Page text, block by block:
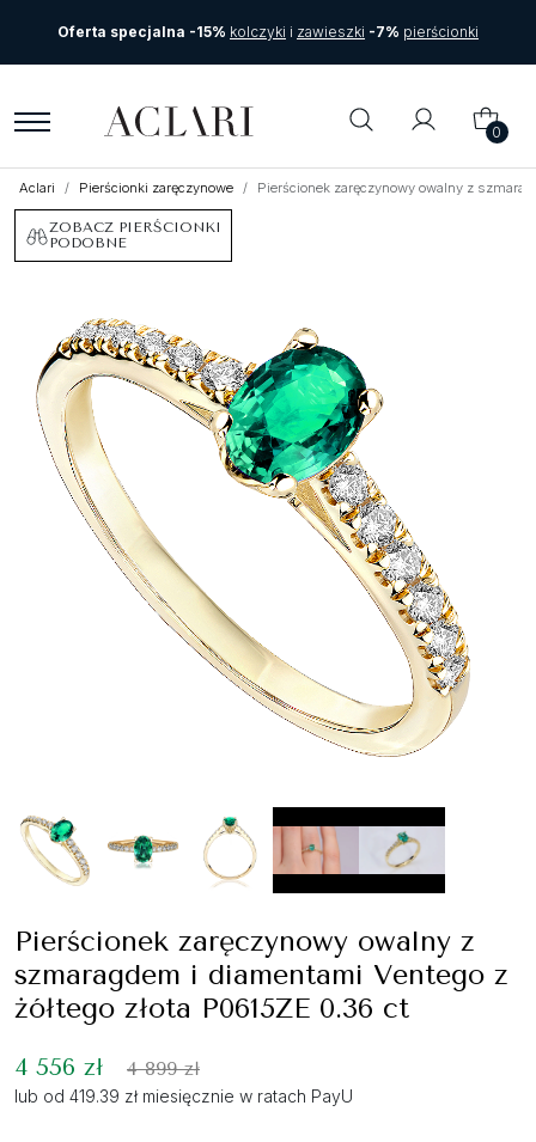
Oferta specjalna -15% kolczyki i zawieszki -7% pierścionki
0
Aclari Pierścionki zaręczynowe Pierścionek zaręczynowy owalny z
ZOBACZ PIERŚCIONKI
PODOBNE
Pierścionek zaręczynowy owalny z
szmaragdem i diamentami Ventego z
żółtego złota P0615ZE 0.36 ct
4 556 zł 4 899 zł
lub od 419.39 zł miesięcznie w ratach PayU